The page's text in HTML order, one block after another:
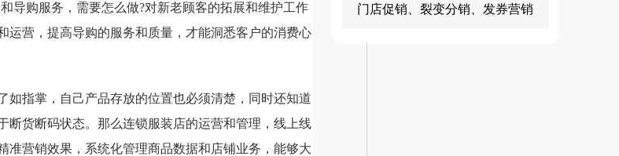
导购服务，需要怎么做?对新老顾客的拓展和维护工作
运营，提高导购的服务和质量，才能洞悉客户的消费心
指掌，自己产品存放的位置也必须清楚，同时还知道
断货断码状态。那么连锁服装店的运营和管理，线上线
营销效果，系统化管理商品数据和店铺业务，能够大
门店促销、裂变分销、发券营销